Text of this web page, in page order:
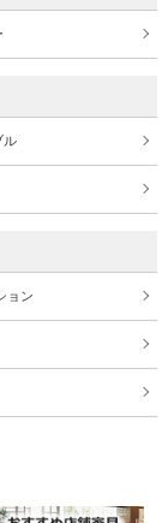
ル
ョン